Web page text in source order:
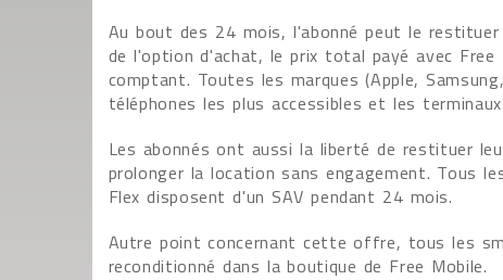
Au bout des 24 mois, l'abonné peut le
de l'option d'achat, le prix total payé avec
comptant. Toutes les marques (Apple,
téléphones les plus accessibles et les
Les abonnés ont aussi la liberté de restituer
prolonger la location sans engagement. Tous
Flex disposent d'un SAV pendant 24 mois.
Autre point concernant cette offre, tous les
reconditionné dans la boutique de Free Mobile.